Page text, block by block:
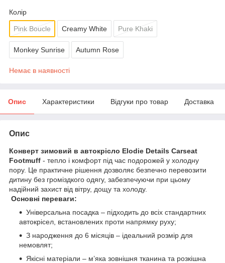
Колір
Pink Boucle Creamy White Pure Khaki
Monkey Sunrise Autumn Rose
Немає в наявності
Опис Характеристики Відгуки про товар Доставка
Опис
Конверт зимовий в автокрісло Elodie Details Carseat
Footmuff - тепло і комфорт під час подорожей у холодну
пору. Це практичне рішення дозволяє безпечно перевозити
дитину без громіздкого одягу, забезпечуючи при цьому
надійний захист від вітру, дощу та холоду.
Основні переваги:
Універсальна посадка – підходить до всіх стандартних
автокрісел, встановлених проти напрямку руху;
З народження до 6 місяців – ідеальний розмір для
немовлят;
Якісні матеріали – м’яка зовнішня тканина та розкішна